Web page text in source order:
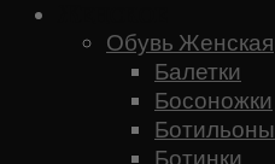
Обувь Женская
Балетки
Босоножки
Ботильоны
Ботинки